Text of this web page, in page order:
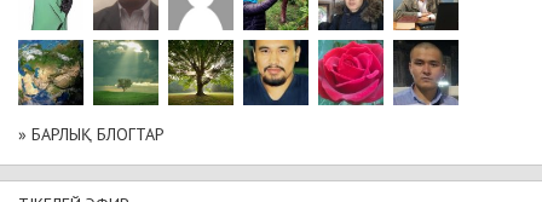
» БАРЛЫҚ БЛОГТАР